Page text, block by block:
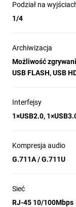
Podział na
1/4
Archiwizacja
Możliwość
USB FLASH, USB
Interfejsy
1×USB2.0,
Kompresja audio
G.711A / G.711U
Sieć
RJ-45 10/100Mbps